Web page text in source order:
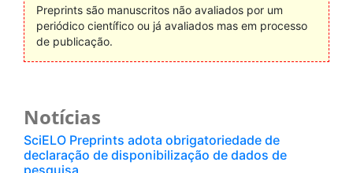
Preprints são manuscritos não avaliados por um
periódico científico ou já avaliados mas em processo
de publicação.
Notícias
SciELO Preprints adota obrigatoriedade de
declaração de disponibilização de dados de
pesquisa